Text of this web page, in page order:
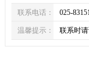
联系电话： 025-
温馨提示： 联系时